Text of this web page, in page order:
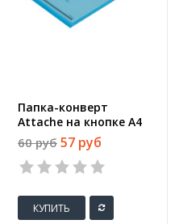
Папка-конверт
Attache на кнопке А4
синяя 0.18 мм
60 руб 57 руб
КУПИТЬ